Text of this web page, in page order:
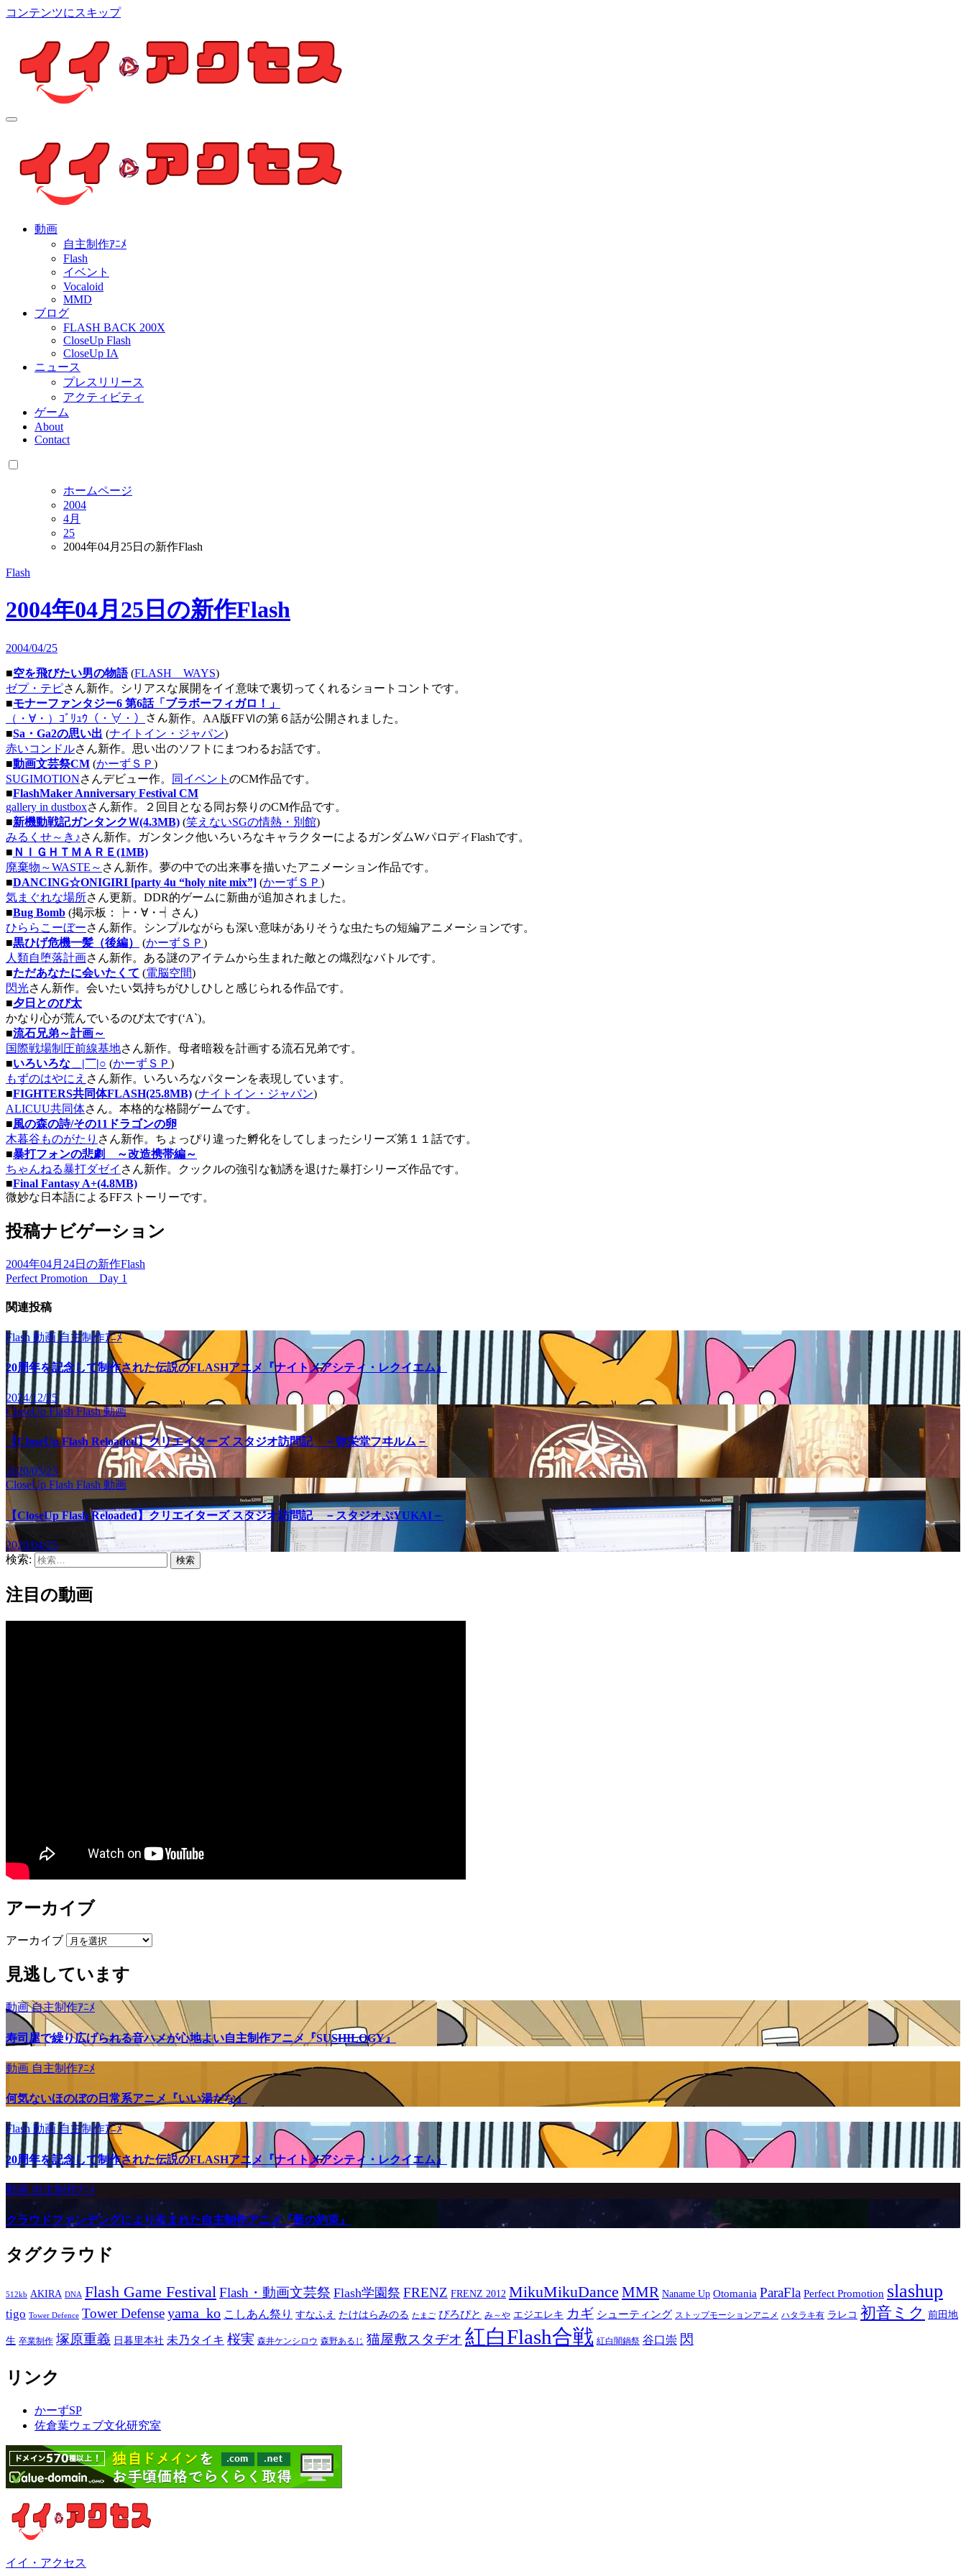
コンテンツにスキップ
個人制作アニメを中心とした動画紹介ブログ
動画
自主制作ｱﾆﾒ
Flash
イベント
Vocaloid
MMD
ブログ
FLASH BACK 200X
CloseUp Flash
CloseUp IA
ニュース
プレスリリース
アクティビティ
ゲーム
About
Contact
ホームページ
2004
4月
25
2004年04月25日の新作Flash
Flash
2004年04月25日の新作Flash
2004/04/25
■空を飛びたい男の物語(FLASH WAYS)
ゼプ・テピさん新作。シリアスな展開をイイ意味で裏切ってくれるショートコントです。
■モナーファンタジー6 第6話「ブラボーフィガロ！」
（・∀・）ｺﾞﾘｭｳ（・∀・）
さん新作。AA版FFⅥの第６話が公開されました。
■Sa・Ga2の思い出 (ナイトイン・ジャパン)
赤いコンドルさん新作。思い出のソフトにまつわるお話です。
■動画文芸祭CM (かーずＳＰ )
SUGIMOTIONさんデビュー作。 同イベント のCM作品です。
■FlashMaker Anniversary Festival CM
gallery in dustboxさん新作。２回目となる同お祭りのCM作品です。
■新機動戦記ガンタンクＷ(4.3MB) (笑えないSGの情熱・別館)
みるくせ～き♪さん新作。ガンタンク他いろいろなキャラクターによるガンダムWパロディFlashです。
■ ＮＩＧＨＴＭＡＲＥ(1MB)
廃棄物～WASTE～ さん新作。夢の中での出来事を描いたアニメーション作品です。
■DANCING☆ONIGIRI [party 4u “holy nite mix”] (かーずＳＰ )
気まぐれな場所さん更新。DDR的ゲームに新曲が追加されました。
■Bug Bomb (掲示板：┝・∀・┥さん)
ひららこーぼーさん新作。シンプルながらも深い意味がありそうな虫たちの短編アニメーションです。
■黒ひげ危機一髪（後編） (かーずＳＰ )
人類自堕落計画さん新作。ある謎のアイテムから生まれた敵との熾烈なバトルです。
■ただあなたに会いたくて (電脳空間)
閃光さん新作。会いたい気持ちがひしひしと感じられる作品です。
■夕日とのび太
かなり心が荒んでいるのび太です(‘A`)。
■流石兄弟～計画～
国際戦場制圧前線基地さん新作。母者暗殺を計画する流石兄弟です。
■いろいろな＿|￣|○ (かーずＳＰ )
もずのはやにえ さん新作。いろいろなパターンを表現しています。
■FIGHTERS共同体FLASH(25.8MB) (ナイトイン・ジャパン)
ALICUU共同体さん。本格的な格闘ゲームです。
■風の森の詩/その11ドラゴンの卵
木暮谷ものがたり さん新作。ちょっぴり違った孵化をしてしまったシリーズ第１１話です。
■暴打フォンの悲劇 ～改造携帯編～
ちゃんねる暴打ダゼイ さん新作。クックルの強引な勧誘を退けた暴打シリーズ作品です。
■Final Fantasy A+(4.8MB)
微妙な日本語によるFFストーリーです。
投稿ナビゲーション
2004年04月24日の新作Flash
Perfect Promotion Day 1
関連投稿
Flash 動画自主制作ｱﾆﾒ
20周年を記念して制作された伝説のFLASHアニメ『ナイトメアシティ・レクイエム』
2024/12/25
CloseUp FlashFlash動画
【CloseUp Flash Reloaded】クリエイターズ スタジオ訪問記 －弥栄堂フヰルム－
2020/05/23
CloseUp Flash Flash 動画
【CloseUp Flash Reloaded】クリエイターズ スタジオ訪問記 －スタジオぷYUKAI－
2020/04/25
検索:
注目の動画
アーカイブ
アーカイブ
見逃しています
動画自主制作ｱﾆﾒ
寿司屋で繰り広げられる音ハメが心地よい自主制作アニメ『SUSHILOGY』
動画 自主制作ｱﾆﾒ
何気ないほのぼの日常系アニメ『いい湯だな』
Flash 動画自主制作ｱﾆﾒ
20周年を記念して制作された伝説のFLASHアニメ『ナイトメアシティ・レクイエム』
動画 自主制作ｱﾆﾒ
クラウドファンデングにより生まれた自主制作アニメ『藍の約束』
タグクラウド
512kb AKIRA DNA Flash Game FestivalFlash・動画文芸祭 Flash学園祭 FRENZ FRENZ 2012 MikuMikuDance MMR Naname Up Otomania ParaFla Perfect Promotion slashup
tigo Tower Defence Tower Defenseyama_ko こしあん祭り すなふえ たけはらみのる たまご ぴろぴと み～や エジエレキ カギ シューティング ストップモーションアニメ ハタラキ有 ラレコ 初音ミク 前田地
生 卒業制作 塚原重義 日暮里本社 未乃タイキ 桜実 森井ケンシロウ 森野あるじ 猫屋敷スタヂオ 紅白Flash合戦 紅白闇鍋祭 谷口崇 閃
リンク
かーずSP
佐倉葉ウェブ文化研究室
イイ・アクセス